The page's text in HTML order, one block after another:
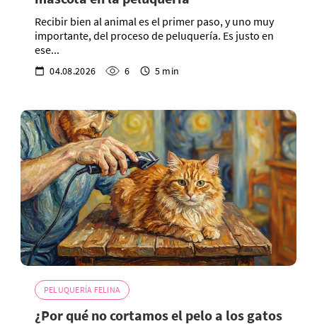
Recibir bien al animal es el primer paso, y uno muy
importante, del proceso de peluquería. Es justo en
ese...
04.08.2026 6 5 min
PELUQUERÍA FELINA
¿Por qué no cortamos el pelo a los gatos